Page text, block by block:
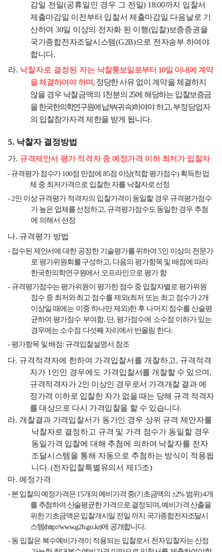
감일 전일(공휴일인 경우 그 전일) 18:00까지 입찰서
제출마감일 이전부터 입찰서 제출마감일 다음날로 기
산하여 30일 이상의 전자화 된 이행(입찰)보증증권을
국가종합전자조달시스템(G2B)으로 전자송부 하여야
합니다.
라. 낙찰자로 결정된 자는 낙찰통보일로부터 10일 이내에 계약
을 체결하여야 하며, 정당한사유 없이 계약을 체결하지
않을 경우 낙찰금액의 1천분의 25에 해당하는 입찰보증금
을한국한의학연구원에 납부(귀속)하여야하고,부정당업자
의 입찰참가자격 제한을 받게 됩니다.
5. 낙찰자 결정방법
가. 규격제안서 평가 적격자 중 예정가격 이하 최저가 입찰자
-규격평가 점수가100점 만점에 85점 이상(적합 평가점수)획득한 업
체 중 최저가격으로 입찰한 자를 낙찰자로 선정
- 2인 이상 규격평가 적격자의 입찰가격이 동일할 경우 규격평가점수
가 높은 업체를 선정하고, 규격평가점수도 동일한 경우 추첨
에 의해서 선정
나. 규격평가 방법
-접수된 제안서에 대한 공정한 기술평가를 위하여 5인 이상의 전문가
로 평가위원회를 구성하고, 다음의 평가항목 및 배점에 따라
한국한의학연구원에서 오프라인으로 평가 함
-규격평가점수는 평가위원이 평가한 점수 중 입찰자별로 평가위원
점수 중 최저와 최고 점수를 제외(최저 또는 최고 점수가2개
이상일 때에는 이중 하나만 제외)한 후 나머지 점수를 산술평
균하여 평가점수 부여함. 단, 평가점수에 소수점 이하가 있는
경우에는 소수점 다섯째 자리에서 반올림 한다.
-평가항목 및 배점: 규격입찰설명서 참조
다. 규격적격자에 한하여 가격입찰서를 개찰하고, 규격적격
자가 1 인인 경우에도 가격입찰서를 개찰할 수 있으며 ,
규격적격자가 2인 이상인 경우로서 가격개찰 결과 예
정가격 이하로 입찰한 자가 없을 때는 당해 규격 적격자
를 대상으로 다시 가격입찰을 할 수 있습니다.
라. 개찰결과 가격입찰서가 동가인 경우 상위 규격 제안자를
낙찰자로 결정하고 규격 및 가격 점수가 동일할 경우
동일가격 입찰에 대해 추첨에 의하여 낙찰자를 전자
조달시스템을 통해 자동으로 추첨하는 방식이 적용됩
니다. (전자입찰특별유의서 제 15조)
마. 예정가격
-본 입찰의 예정가격은15개의 예비가격 중(기초금액의 ±2% 범위) 4개
를 추첨하여 산술평균한 가격으로 결정되며,예비가격 산출을
위한 기초금액은 입찰개시일 전일 까지 국가종합전자조달시
스템(http://www.g2b.go.kr)에 공개합니다.
-동 입찰은 복수예비가격이 적용되는 입찰로서 전자입찰자는 산정